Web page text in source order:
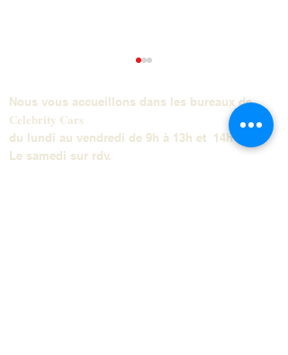
Nous vous accueillons dans les bureaux de
Celebrity Cars
du lundi au vendredi de 9h à 13h et 14h à 17h
Le samedi sur rdv.